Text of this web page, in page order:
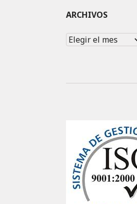
ARCHIVOS
Archivos